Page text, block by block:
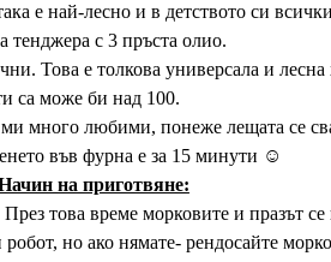
е най-лесно и в детството си
тенджера с 3 пръста олио.
Това е толкова универсала и лесна
са може би над 100.
много любими, понеже лещата се
във фурна е за 15 минути ☺
на приготвяне:
това време морковите и празът се
но ако нямате- рендосайте